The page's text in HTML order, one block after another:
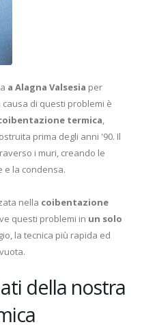
a Alagna Valsesia per
causa di questi problemi è
termica,
prima degli anni '90. Il
i muri, creando le
e la condensa.
nella coibentazione
questi problemi in un solo
la tecnica più rapida ed
della nostra